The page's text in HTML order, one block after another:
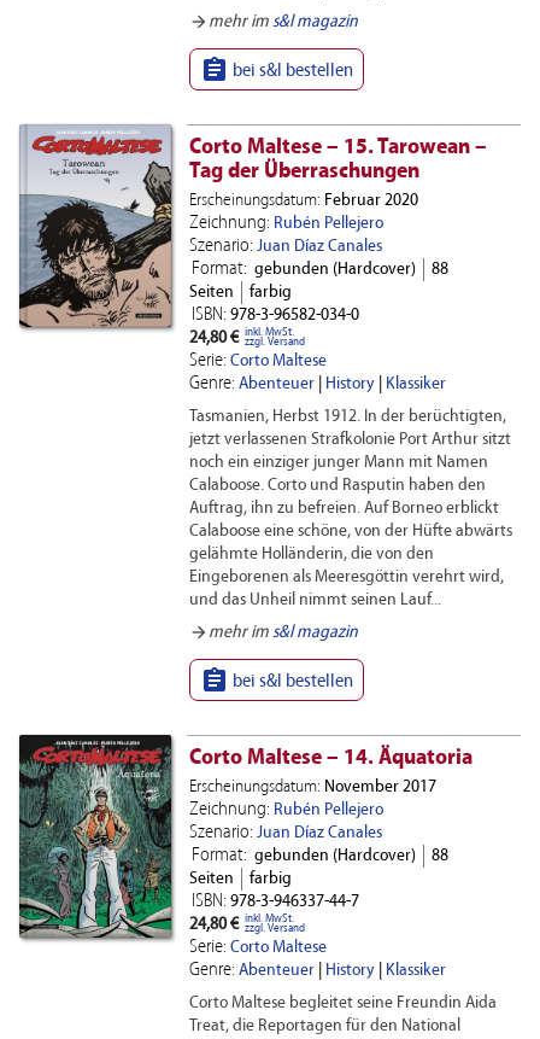
arrow_forward mehr im s&l magazin
 bei s&l bestellen
Corto Maltese – 15. Tarowean –
Tag der Überraschungen
Erscheinungsdatum: Februar 2020
Zeichnung: Rubén Pellejero
Szenario: Juan Díaz Canales
Format: gebunden (Hardcover)
88
Seiten
farbig
ISBN: 978-3-96582-034-0
24,80 € inkl. MwSt.
zzgl. Versand
Serie: Corto Maltese
Genre: Abenteuer| History| Klassiker
Tasmanien, Herbst 1912. In der berüchtigten,
jetzt verlassenen Strafkolonie Port Arthur sitzt
noch ein einziger junger Mann mit Namen
Calaboose. Corto und Rasputin haben den
Auftrag, ihn zu befreien. Auf Borneo erblickt
Calaboose eine schöne, von der Hüfte abwärts
gelähmte Holländerin, die von den
Eingeborenen als Meeresgöttin verehrt wird,
und das Unheil nimmt seinen Lauf...
arrow_forward mehr im s&l magazin
 bei s&l bestellen
Corto Maltese – 14. Äquatoria
Erscheinungsdatum: November 2017
Zeichnung: Rubén Pellejero
Szenario: Juan Díaz Canales
Format: gebunden (Hardcover)
88
Seiten
farbig
ISBN: 978-3-946337-44-7
24,80 € inkl. MwSt.
zzgl. Versand
Serie: Corto Maltese
Genre: Abenteuer| History| Klassiker
Corto Maltese begleitet seine Freundin Aida
Treat, die Reportagen für den National